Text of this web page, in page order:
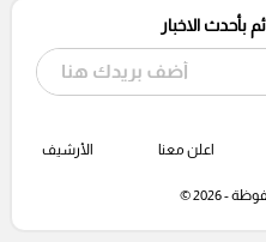
بأحدث الاخبار
اعلن معنا الأرشيف
- 2026 ©